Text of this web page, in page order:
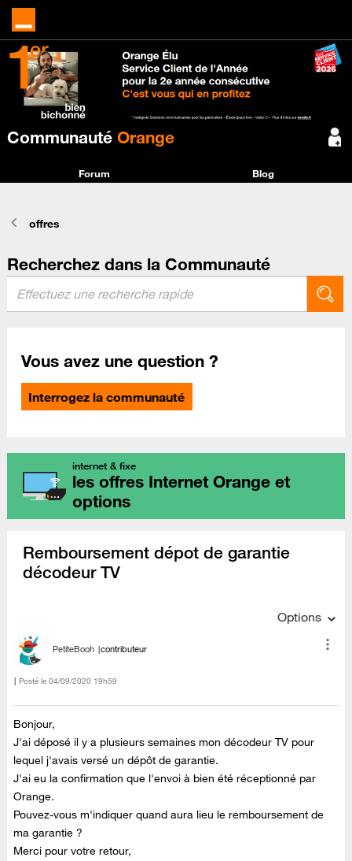
Communauté Orange
Forum Blog
offres
Recherchez dans la Communauté
Vous avez une question ?
Interrogez la communauté
internet & fixe
les offres Internet Orange et
options
Remboursement dépot de garantie
décodeur TV
Options
PetiteBooh contributeur
Posté le ‎04/09/2020 19h59
Bonjour,
J'ai déposé il y a plusieurs semaines mon décodeur TV pour
lequel j'avais versé un dépôt de garantie.
J'ai eu la confirmation que l'envoi à bien été réceptionné par
Orange.
Pouvez-vous m'indiquer quand aura lieu le remboursement de
ma garantie ?
Merci pour votre retour,